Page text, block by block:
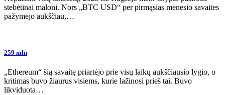
stebėtinai maloni. Nors „BTC USD“ per pirmąsias mėnesio savaites
pažymėjo aukščiau,…
259 mln
„Ethereum“ šią savaitę priartėjo prie visų laikų aukščiausio lygio, o
kritimas buvo žiaurus visiems, kurie lažinosi prieš tai. Buvo
likviduota…